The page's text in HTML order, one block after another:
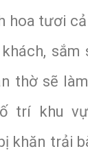
hoa tươi
thờ sẽ
trí khu
khăn trải